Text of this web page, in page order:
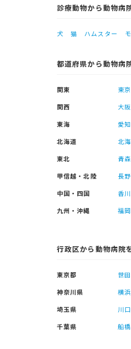
診療動物から動物病
犬 猫 ハムスター
都道府県から動物病
関東 東
関西
大
東海
愛
北海道
北
東北
青
甲信越・北陸
長
中国・四国
香
九州・沖縄
福
行政区から動物病院
東京都 世
神奈川県
横
埼玉県
川
千葉県
船